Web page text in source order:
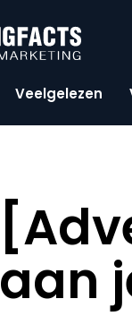
Veelgelezen
aan